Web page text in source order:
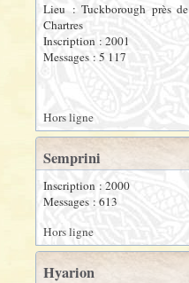
Lieu : Tuckborough près de
Chartres
Inscription : 2001
Messages : 5 117
Hors ligne
Semprini
Inscription : 2000
Messages : 613
Hors ligne
Hyarion